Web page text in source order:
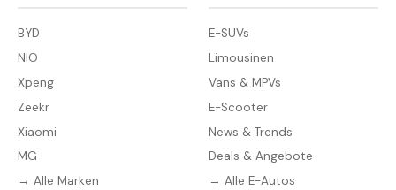
BYD
NIO
Xpeng
Zeekr
Xiaomi
MG
→ Alle Marken
E-SUVs
Limousinen
Vans & MPVs
E-Scooter
News & Trends
Deals & Angebote
→ Alle E-Autos